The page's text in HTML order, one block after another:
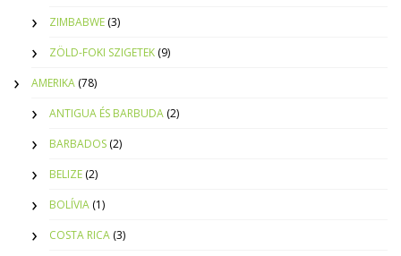
ZIMBABWE (3)
ZÖLD-FOKI SZIGETEK (9)
AMERIKA (78)
ANTIGUA ÉS BARBUDA (2)
BARBADOS (2)
BELIZE (2)
BOLÍVIA (1)
COSTA RICA (3)